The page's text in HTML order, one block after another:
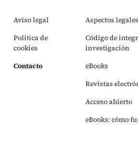
Aviso legal
Política de
cookies
Contacto
Aspectos legales
Código de
investigación
eBooks
Revistas
Acceso abierto
eBooks: cómo